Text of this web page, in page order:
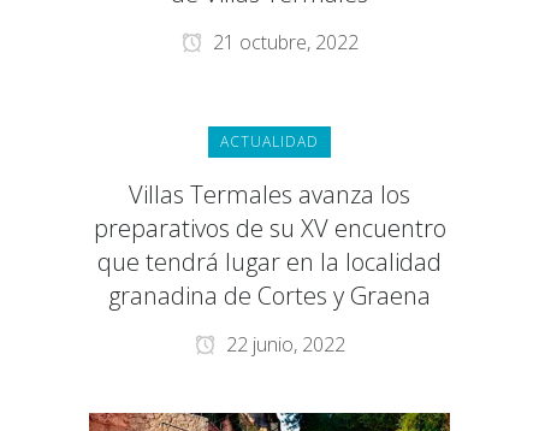
21 octubre, 2022
ACTUALIDAD
Villas Termales avanza los
preparativos de su XV encuentro
que tendrá lugar en la localidad
granadina de Cortes y Graena
22 junio, 2022